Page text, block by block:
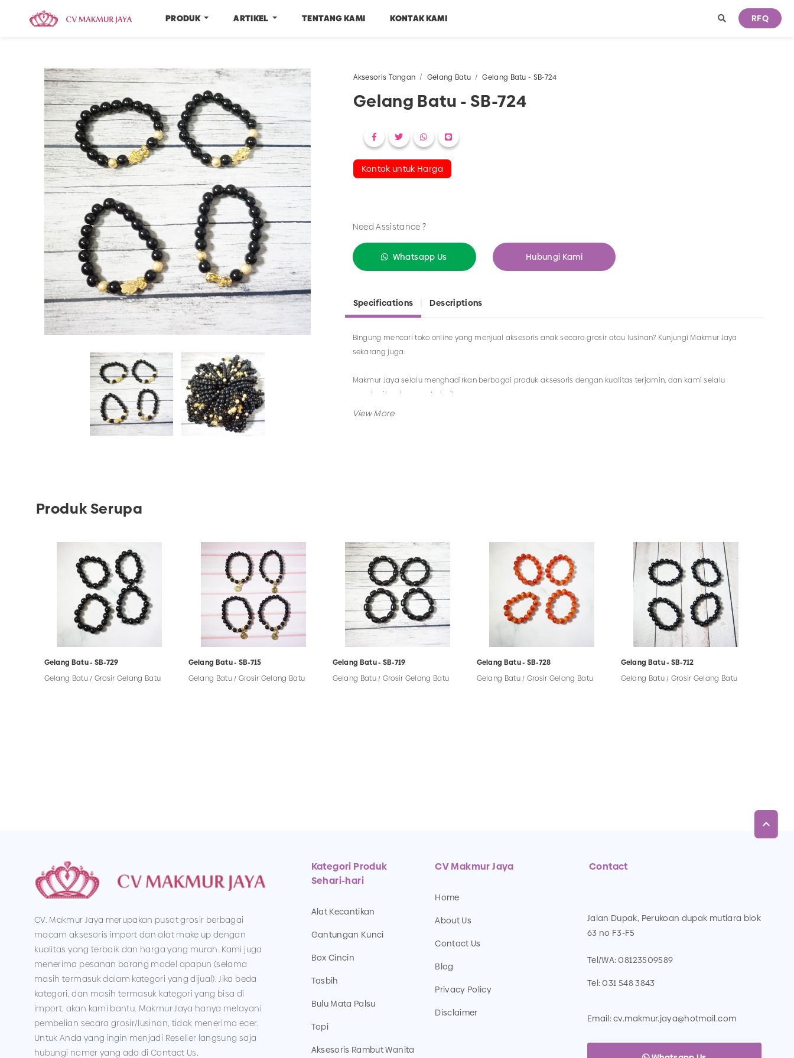
PRODUK ARTIKEL TENTANG KAMI KONTAK KAMI RFQ
Aksesoris Tangan Gelang Batu Gelang Batu - SB-724
Gelang Batu - SB-724
Kontak untuk Harga
Need Assistance ?
Whatsapp Us Hubungi Kami
Specifications Descriptions
Bingung mencari toko online yang menjual aksesoris anak secara grosir atau lusinan? Kunjungi Makmur Jaya
sekarang juga.
Makmur Jaya selalu menghadirkan berbagai produk aksesoris dengan kualitas terjamin, dan kami selalu
memberikan layanan terbaik.
Produk Serupa
Gelang Batu - SB-729
Gelang Batu / Grosir Gelang Batu
Gelang Batu - SB-715
Gelang Batu / Grosir Gelang Batu
Gelang Batu - SB-719
Gelang Batu / Grosir Gelang Batu
Gelang Batu - SB-728
Gelang Batu / Grosir Gelang Batu
Gelang Batu - SB-712
Gelang Batu / Grosir Gelang Batu
CV. Makmur Jaya merupakan pusat grosir berbagai
macam aksesoris import dan alat make up dengan
kualitas yang terbaik dan harga yang murah. Kami juga
menerima pesanan barang model apapun (selama
masih termasuk dalam kategori yang dijual). Jika beda
kategori, dan masih termasuk kategori yang bisa di
import, akan kami bantu. Makmur Jaya hanya melayani
pembelian secara grosir/lusinan, tidak menerima ecer.
Untuk Anda yang ingin menjadi Reseller langsung saja
hubungi nomer yang ada di Contact Us.
Kategori Produk
Sehari-hari
Alat Kecantikan
Gantungan Kunci
Box Cincin
Tasbih
Bulu Mata Palsu
Topi
Aksesoris Rambut Wanita
CV Makmur Jaya
Home
About Us
Contact Us
Blog
Privacy Policy
Disclaimer
Contact
Jalan Dupak, Perukoan dupak mutiara blok
63 no F3-F5
Tel/WA:08123509589
Tel:031 548 3843
Email:cv.makmur.jaya@hotmail.com